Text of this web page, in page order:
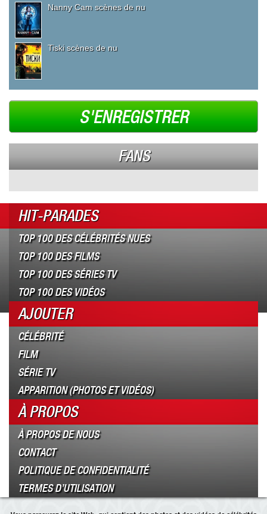
Nanny Cam scènes de nu
Tiski scènes de nu
S'ENREGISTRER
FANS
HIT-PARADES
TOP 100 DES CÉLÉBRITÉS NUES
TOP 100 DES FILMS
TOP 100 DES SÉRIES TV
TOP 100 DES VIDÉOS
AJOUTER
CÉLÉBRITÉ
FILM
SÉRIE TV
APPARITION (PHOTOS ET VIDÉOS)
À PROPOS
À PROPOS DE NOUS
CONTACT
POLITIQUE DE CONFIDENTIALITÉ
TERMES D’UTILISATION